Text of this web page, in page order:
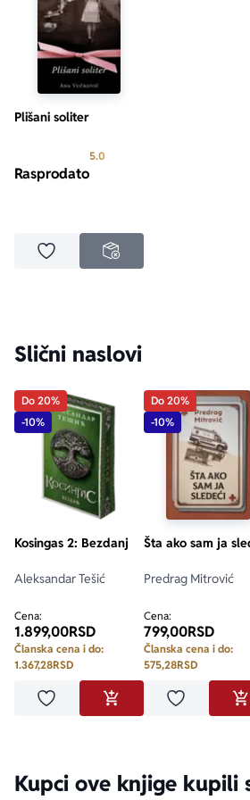
Plišani soliter
5.0
Rasprodato
Dodaj u omiljeneNEDOSTUPNO
Slični naslovi
Do 20%
-10%
Kosingas 2: Bezdanj
Aleksandar Tešić
Cena:
1.899,00RSD
Članska cena i do:
1.367,28RSD
Dodaj u omiljeneDODAJ U KORPU
Do 20%
-10%
Šta ako sam ja
Predrag Mitrović
Cena:
799,00RSD
Članska cena i do:
575,28RSD
Dodaj u
Kupci ove knjige kupili